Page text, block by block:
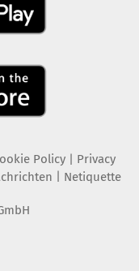
Policy| Privacy
Netiquette